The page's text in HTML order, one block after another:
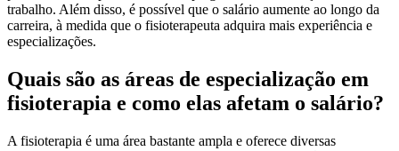
trabalho. Além disso, é possível que o salário aumente ao longo da
carreira, à medida que o fisioterapeuta adquira mais experiência e
especializações.
Quais são as áreas de especialização em
fisioterapia e como elas afetam o salário?
A fisioterapia é uma área bastante ampla e oferece diversas